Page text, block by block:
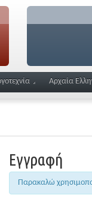
Αρχαία
Εγγραφή
Παρακαλώ